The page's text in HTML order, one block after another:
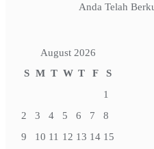
Anda Telah
August 2026
S M T W T F
S
1
2
3 4 5 6 7
8
9
10 11 12 13 14 15